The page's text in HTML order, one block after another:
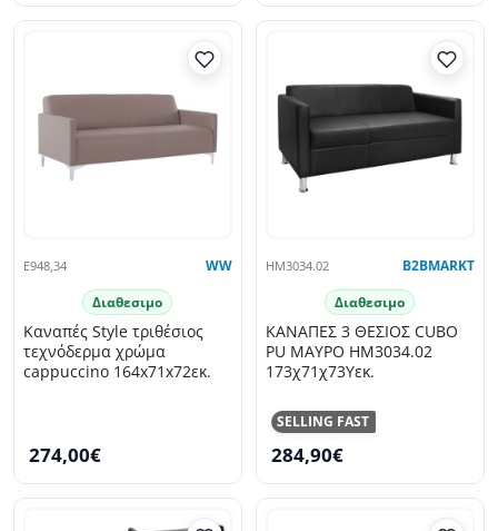
E948,34 WW
Διαθεσιμο
Καναπές Style τριθέσιος
τεχνόδερμα χρώμα
cappuccino 164x71x72εκ.
274,00€
SELLING FAST
HM3034.02 B2BMARKT
Διαθεσιμο
ΚΑΝΑΠΕΣ 3 ΘΕΣΙΟΣ CUBO
PU ΜΑΥΡΟ HM3034.02
173χ71χ73Υεκ.
284,90€